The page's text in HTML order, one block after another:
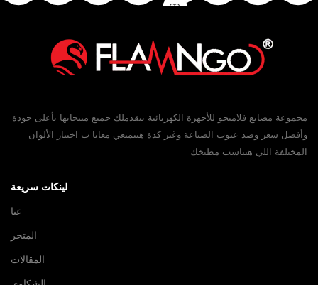
مجموعة مصانع فلامنجو للأجهزة الكهربائية بتقدملك جميع منتجاتها بأعلى جودة
وأفضل سعر وضد عيوب الصناعة وغير كدة هتتمتعي معانا ب اختيار الألوان
المختلفة اللي هتناسب مطبخك
لينكات سريعة
عنا
المتجر
المقالات